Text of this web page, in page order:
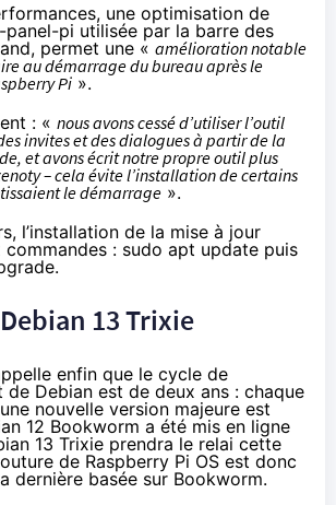
une optimisation de
panel-pi utilisée par la barre des
permet une « amélioration notable
au démarrage du bureau après le
Pi ».
: « nous avons cessé d’utiliser l’outil
invites et des dialogues à partir de la
et avons écrit notre propre outil plus
– cela évite l’installation de certains
le démarrage ».
l’installation de la mise à jour
commandes : sudo apt update puis
13 Trixie
enfin que le cycle de
de Debian est de deux ans : chaque
nouvelle version majeure est
12 Bookworm a été mis en ligne
13 Trixie prendra le relai cette
de Raspberry Pi OS est donc
dernière basée sur Bookworm.